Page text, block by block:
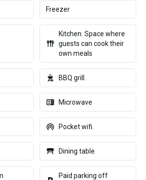
Freezer
Kitchen. Space where
guests can cook their
own meals
BBQ grill.
Microwave
Pocket wifi.
Dining table
Paid parking off